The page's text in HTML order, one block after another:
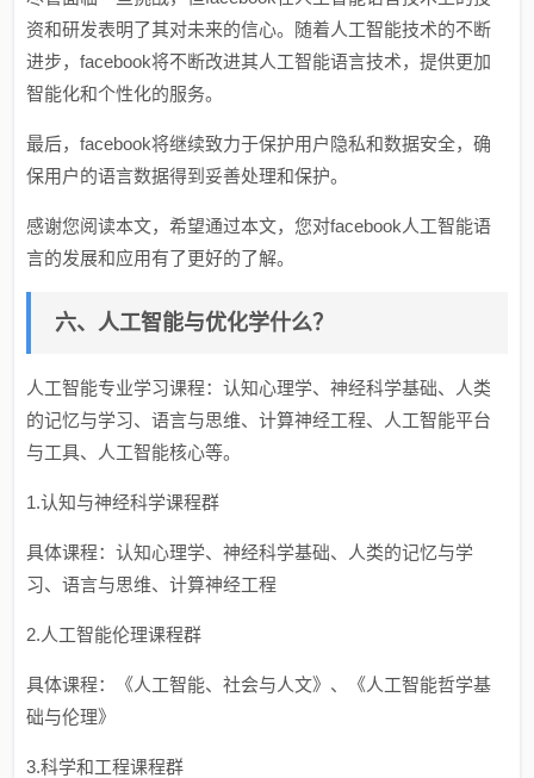
资和研发表明了其对未来的信心。随着人工智能技术的不断
进步，facebook将不断改进其人工智能语言技术，提供更加
智能化和个性化的服务。
最后，facebook将继续致力于保护用户隐私和数据安全，确
保用户的语言数据得到妥善处理和保护。
感谢您阅读本文，希望通过本文，您对facebook人工智能语
言的发展和应用有了更好的了解。
六、人工智能与优化学什么？
人工智能专业学习课程：认知心理学、神经科学基础、人类
的记忆与学习、语言与思维、计算神经工程、人工智能平台
与工具、人工智能核心等。
1.认知与神经科学课程群
具体课程：认知心理学、神经科学基础、人类的记忆与学
习、语言与思维、计算神经工程
2.人工智能伦理课程群
具体课程：《人工智能、社会与人文》、《人工智能哲学基
础与伦理》
3.科学和工程课程群